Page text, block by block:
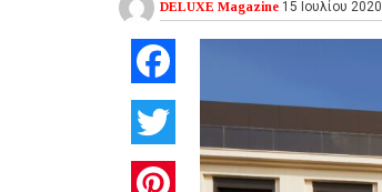
DELUXE Magazine 15 Ιουλίου 2020
Twitter
Pinterest